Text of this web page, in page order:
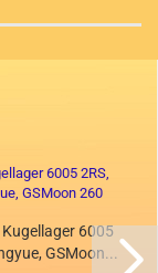
Kugellager 6005
GSMoon...